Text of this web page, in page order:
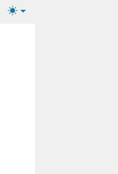
Lichte/donkere